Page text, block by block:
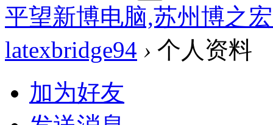
平望新博电脑,苏州博之
latexbridge94 › 个人资料
加为好友